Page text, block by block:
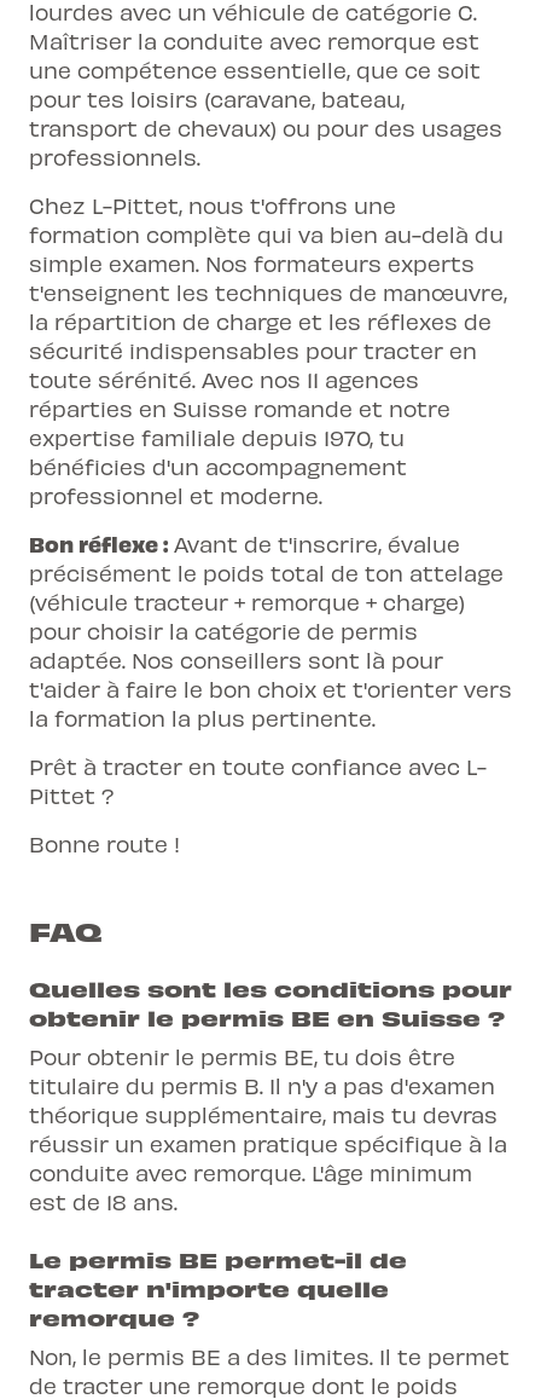
lourdes avec un véhicule de catégorie C.
Maîtriser la conduite avec remorque est
une compétence essentielle, que ce soit
pour tes loisirs (caravane, bateau,
transport de chevaux) ou pour des usages
professionnels.
Chez L-Pittet, nous t'offrons une
formation complète qui va bien au-delà du
simple examen. Nos formateurs experts
t'enseignent les techniques de manœuvre,
la répartition de charge et les réflexes de
sécurité indispensables pour tracter en
toute sérénité. Avec nos 11 agences
réparties en Suisse romande et notre
expertise familiale depuis 1970, tu
bénéficies d'un accompagnement
professionnel et moderne.
Bon réflexe : Avant de t'inscrire, évalue
précisément le poids total de ton attelage
(véhicule tracteur + remorque + charge)
pour choisir la catégorie de permis
adaptée. Nos conseillers sont là pour
t'aider à faire le bon choix et t'orienter vers
la formation la plus pertinente.
Prêt à tracter en toute confiance avec L-
Pittet ?
Bonne route !
FAQ
Quelles sont les conditions pour
obtenir le permis BE en Suisse ?
Pour obtenir le permis BE, tu dois être
titulaire du permis B. Il n'y a pas d'examen
théorique supplémentaire, mais tu devras
réussir un examen pratique spécifique à la
conduite avec remorque. L'âge minimum
est de 18 ans.
Le permis BE permet-il de
tracter n'importe quelle
remorque ?
Non, le permis BE a des limites. Il te permet
de tracter une remorque dont le poids